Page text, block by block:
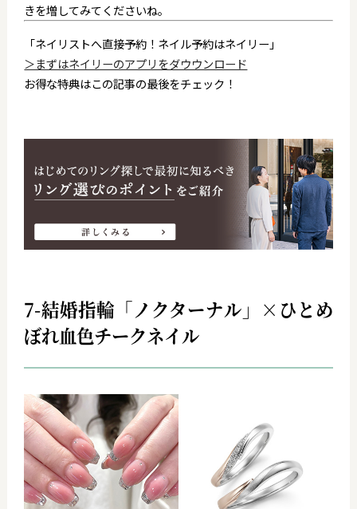
きを増してみてくださいね。
「ネイリストへ直接予約！ネイル予約はネイリー」
＞まずはネイリーのアプリをダウウンロード
お得な特典はこの記事の最後をチェック！
7-結婚指輪「ノクターナル」×ひとめ
ぼれ血色チークネイル